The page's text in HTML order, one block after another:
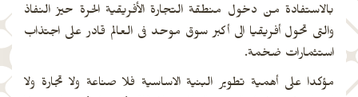
بالاستفادة من دخول منطقة التجارة الأفريقية الحرة حيز النفاذ
والتى تحول أفريقيا الى أكبر سوق موحد فى العالم قادر على اجتذاب
استثمارات ضخمة.
مؤكدا على أهمية تطوير البنية الاساسية فلا صناعة ولا تجارة ولا